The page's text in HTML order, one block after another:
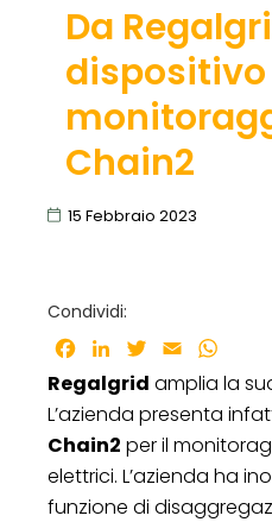
Da
Chain2
15 Febbraio 2023
Condividi:
Facebook
LinkedInTwitter
Email
Regalgrid amplia la
L’azienda presenta
Chain2 per il
elettrici. L’azienda ha
funzione di